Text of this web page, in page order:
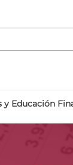
y Educación